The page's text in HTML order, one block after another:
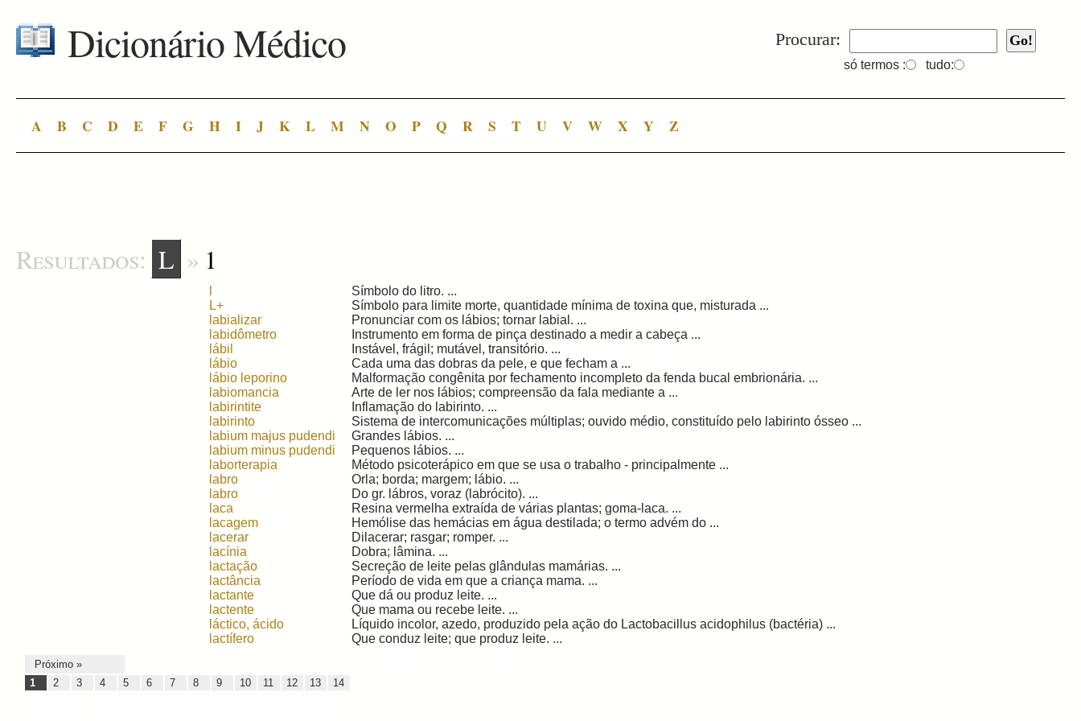
Procurar:
só termos : tudo:
Dicionário Médico
A B C D E F G H I J K L M N O P Q R S T U V W X Y Z
Resultados: L » 1
Símbolo do litro. ...
L+
Símbolo para limite morte, quantidade mínima de toxina que, misturada ...
labializar
Pronunciar com os lábios; tornar labial. ...
labidômetro
Instrumento em forma de pinça destinado a medir a cabeça ...
lábil
Instável, frágil; mutável, transitório. ...
lábio
Cada uma das dobras da pele, e que fecham a ...
lábio leporino
Malformação congênita por fechamento incompleto da fenda bucal embrionária. ...
labiomancia
Arte de ler nos lábios; compreensão da fala mediante a ...
labirintite
Inflamação do labirinto. ...
labirinto
Sistema de intercomunicações múltiplas; ouvido médio, constituído pelo labirinto ósseo ...
labium majus pudendi
Grandes lábios. ...
labium minus pudendi
Pequenos lábios. ...
laborterapia
Método psicoterápico em que se usa o trabalho - principalmente ...
labro
Orla; borda; margem; lábio. ...
labro
Do gr. lábros, voraz (labrócito). ...
laca
Resina vermelha extraída de várias plantas; goma-laca. ...
lacagem
Hemólise das hemácias em água destilada; o termo advém do ...
lacerar
Dilacerar; rasgar; romper. ...
lacínia
Dobra; lâmina. ...
lactação
Secreção de leite pelas glândulas mamárias. ...
lactância
Período de vida em que a criança mama. ...
lactante
Que dá ou produz leite. ...
lactente
Que mama ou recebe leite. ...
láctico, ácido
Líquido incolor, azedo, produzido pela ação do Lactobacillus acidophilus (bactéria) ...
lactífero
Que conduz leite; que produz leite. ...
Próximo »
1
2 3 4 5 6 7 8 9 10 11 12 13 14